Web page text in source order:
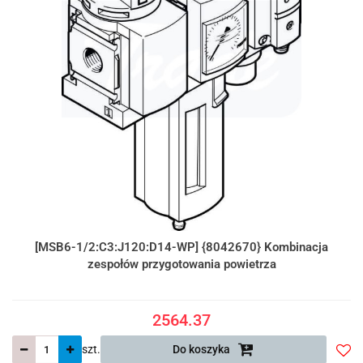
[MSB6-1/2:C3:J120:D14-WP] {8042670} Kombinacja
zespołów przygotowania powietrza
2564.37
szt. Do koszyka